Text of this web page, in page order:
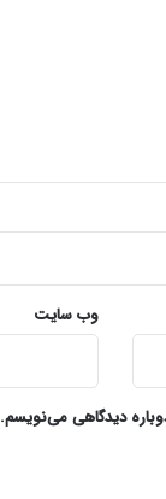
وب‌ سایت
دیدگاهی می‌نویسم.